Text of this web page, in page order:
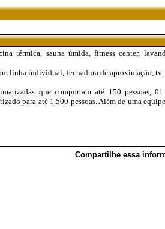
térmica, sauna úmida, fitness center,
linha individual, fechadura de aproximação, tv
que comportam até 150 pessoas, 01
para até 1.500 pessoas. Além de uma
Compartilhe essa